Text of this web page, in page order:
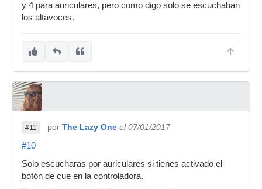
y 4 para auriculares, pero como digo solo se escuchaban
los altavoces.
#11 por The Lazy One el 07/01/2017
#10
Solo escucharas por auriculares si tienes activado el
botón de cue en la controladora.